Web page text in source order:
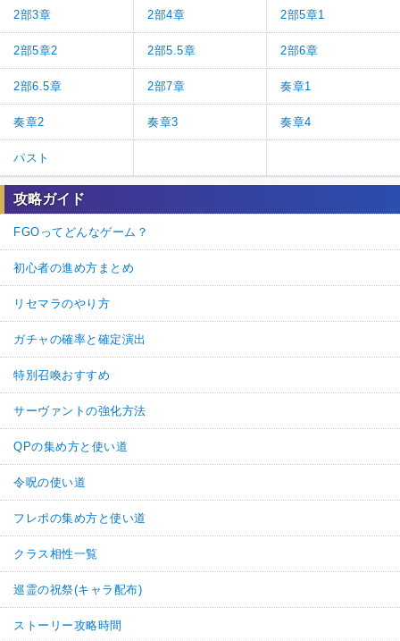
2部3章 2部4章 2部5章1
2部5章2 2部5.5章 2部6章
2部6.5章 2部7章 奏章1
奏章2 奏章3 奏章4
パスト
攻略ガイド
FGOってどんなゲーム？
初心者の進め方まとめ
リセマラのやり方
ガチャの確率と確定演出
特別召喚おすすめ
サーヴァントの強化方法
QPの集め方と使い道
令呪の使い道
フレポの集め方と使い道
クラス相性一覧
巡霊の祝祭(キャラ配布)
ストーリー攻略時間